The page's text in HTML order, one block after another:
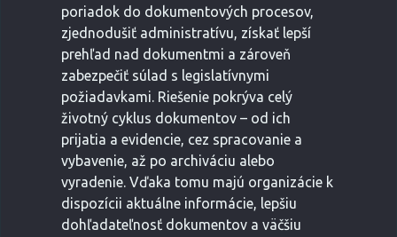
poriadok do dokumentových procesov,
zjednodušiť administratívu, získať lepší
prehľad nad dokumentmi a zároveň
zabezpečiť súlad s legislatívnymi
požiadavkami. Riešenie pokrýva celý
životný cyklus dokumentov – od ich
prijatia a evidencie, cez spracovanie a
vybavenie, až po archiváciu alebo
vyradenie. Vďaka tomu majú organizácie k
dispozícii aktuálne informácie, lepšiu
dohľadateľnosť dokumentov a väčšiu